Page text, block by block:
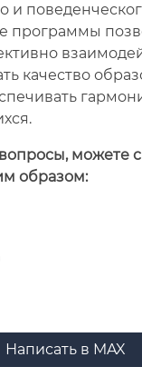
можете
образом:
Написать в MAX
и
программы
качество